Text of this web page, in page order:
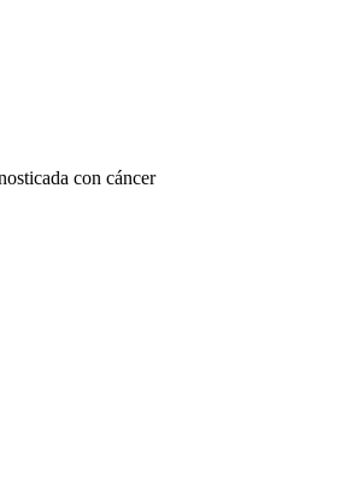
con cáncer